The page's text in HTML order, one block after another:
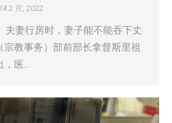
2 月, 2022
夫妻行房时，妻子能不能吞下丈
宗教事务）部前部长拿督斯里祖
，医…